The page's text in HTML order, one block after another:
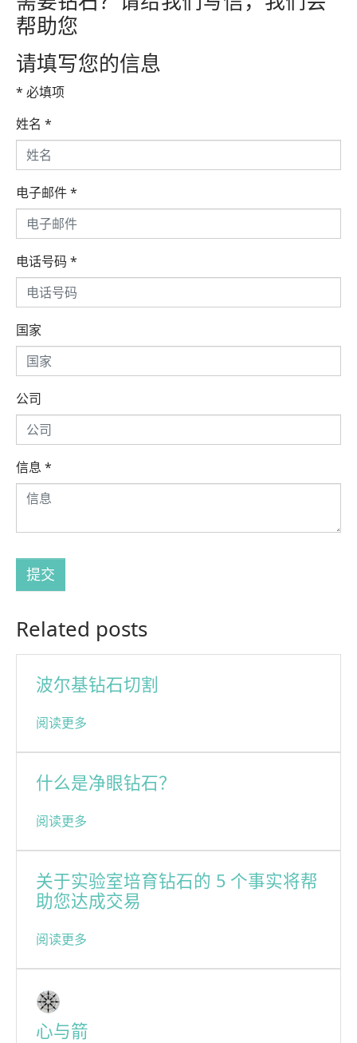
帮助您
请填写您的信息
* 必填项
姓名 *
电子邮件*
电话号码 *
国家
公司
信息 *
提交
Related posts
波尔基钻石切割
阅读更多
什么是净眼钻石？
阅读更多
关于实验室培育钻石的 5 个事实将帮
助您达成交易
阅读更多
心与箭